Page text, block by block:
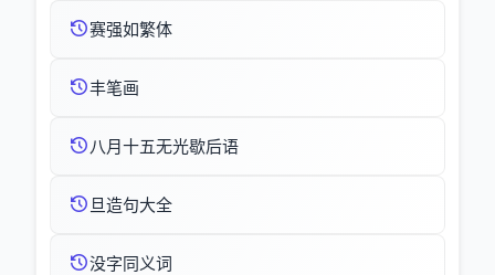
赛强如繁体
丰笔画
八月十五无光歇后语
旦造句大全
没字同义词